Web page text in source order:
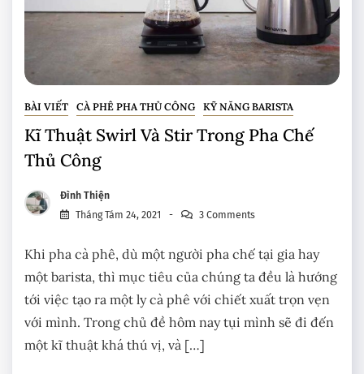
BÀI VIẾT CÀ PHÊ PHA THỦ CÔNG KỸ NĂNG BARISTA
Kĩ Thuật Swirl Và Stir Trong Pha Chế
Thủ Công
Đình Thiện
Tháng Tám 24, 2021
3 Comments
Khi pha cà phê, dù một người pha chế tại gia hay
một barista, thì mục tiêu của chúng ta đều là hướng
tới việc tạo ra một ly cà phê với chiết xuất trọn vẹn
với mình. Trong chủ đề hôm nay tụi mình sẽ đi đến
một kĩ thuật khá thú vị, và […]